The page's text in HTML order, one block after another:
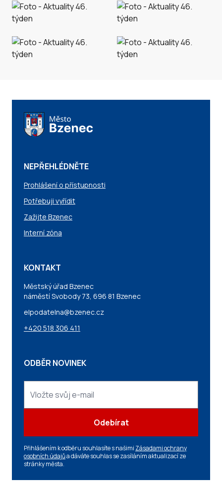
NEPŘEHLÉDNĚTE
Prohlášení o přístupnosti
Potřebuji vyřídit
Zažijte Bzenec
Interní zóna
KONTAKT
Městský úřad Bzenec
náměstí Svobody 73, 696 81 Bzenec
elpodatelna@bzenec.cz
+420 518 306 411
ODBĚR NOVINEK
Odebírat
Přihlášením k odběru souhlasíte s našimi Zásadami ochrany
osobních údajůa dáváte souhlas se zasíláním aktualizací ze
stránky města.